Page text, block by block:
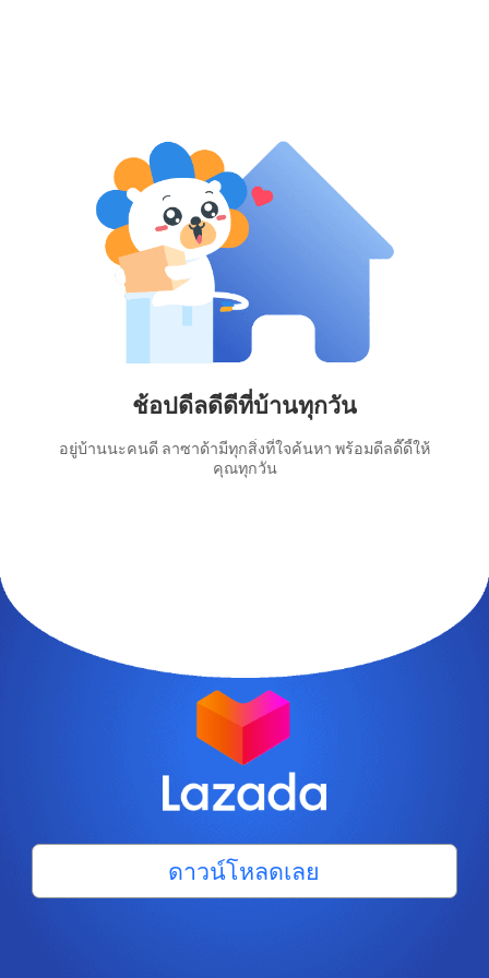
ช้อปดีลดีดีที่บ้านทุกวัน
อยู่บ้านนะคนดี ลาซาด้ามีทุกสิ่งที่ใจค้นหา พร้อมดีลดี๊ดี้ให้
คุณทุกวัน
ดาวน์โหลดเลย